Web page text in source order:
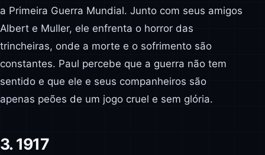
a Primeira Guerra Mundial. Junto com seus amigos
Albert e Muller, ele enfrenta o horror das
trincheiras, onde a morte e o sofrimento são
constantes. Paul percebe que a guerra não tem
sentido e que ele e seus companheiros são
apenas peões de um jogo cruel e sem glória.
3. 1917